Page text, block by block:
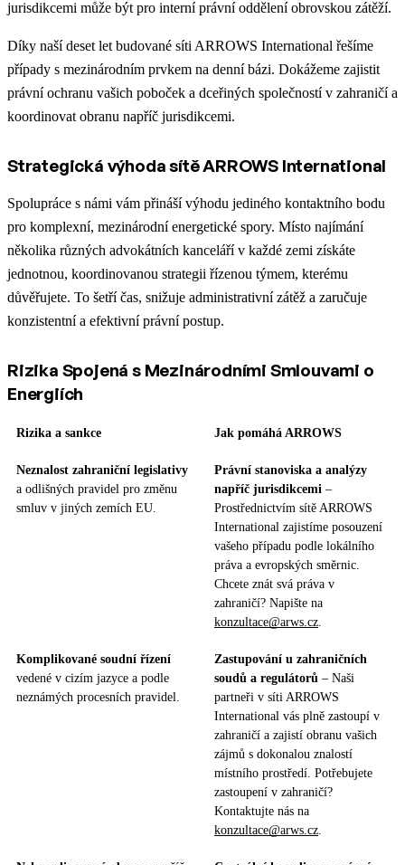
jurisdikcemi může být pro interní právní oddělení obrovskou zátěží.
Díky naší deset let budované síti ARROWS International řešíme
případy s mezinárodním prvkem na denní bázi. Dokážeme zajistit
právní ochranu vašich poboček a dceřiných společností v zahraničí a
koordinovat obranu napříč jurisdikcemi.
Strategická výhoda sítě ARROWS International
Spolupráce s námi vám přináší výhodu jediného kontaktního bodu
pro komplexní, mezinárodní energetické spory. Místo najímání
několika různých advokátních kanceláří v každé zemi získáte
jednotnou, koordinovanou strategii řízenou týmem, kterému
důvěřujete. To šetří čas, snižuje administrativní zátěž a zaručuje
konzistentní a efektivní právní postup.
Rizika Spojená s Mezinárodními Smlouvami o
Energiích
Rizika a sankce Jak pomáhá ARROWS
Neznalost zahraniční legislativy
a odlišných pravidel pro změnu
smluv v jiných zemích EU.
Právní stanoviska a analýzy
napříč jurisdikcemi –
Prostřednictvím sítě ARROWS
International zajistíme posouzení
vašeho případu podle lokálního
práva a evropských směrnic.
Chcete znát svá práva v
zahraničí? Napište na
konzultace@arws.cz
Komplikované soudní řízení
vedené v cizím jazyce a podle
neznámých procesních pravidel.
Zastupování u zahraničních
soudů a regulátorů – Naši
partneři v síti ARROWS
International vás plně zastoupí v
zahraničí a zajistí obranu vašich
zájmů s dokonalou znalostí
místního prostředí. Potřebujete
zastoupení v zahraničí?
Kontaktujte nás na
konzultace@arws.cz